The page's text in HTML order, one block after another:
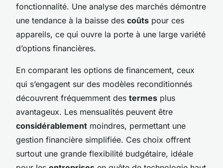
fonctionnalité. Une analyse des marchés démontre
une tendance à la baisse des coûts pour ces
appareils, ce qui ouvre la porte à une large variété
d’options financières.
En comparant les options de financement, ceux
qui s’engagent sur des modèles reconditionnés
découvrent fréquemment des termes plus
avantageux. Les mensualités peuvent être
considérablement moindres, permettant une
gestion financière simplifiée. Ces choix offrent
surtout une grande flexibilité budgétaire, idéale